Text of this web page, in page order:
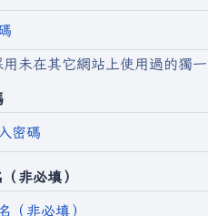
未在其它網站上使用過的獨一
非必填）